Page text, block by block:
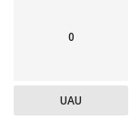
0
UAU